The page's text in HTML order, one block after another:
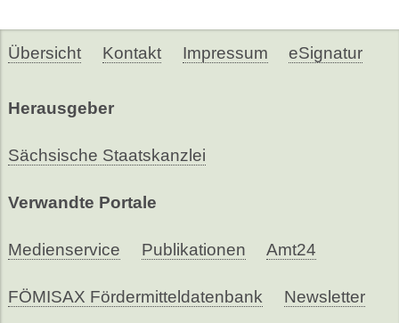
Übersicht Kontakt Impressum eSignatur
Herausgeber
Sächsische Staatskanzlei
Verwandte Portale
Medienservice Publikationen Amt24
FÖMISAX Fördermitteldatenbank Newsletter